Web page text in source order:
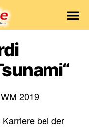
bei der